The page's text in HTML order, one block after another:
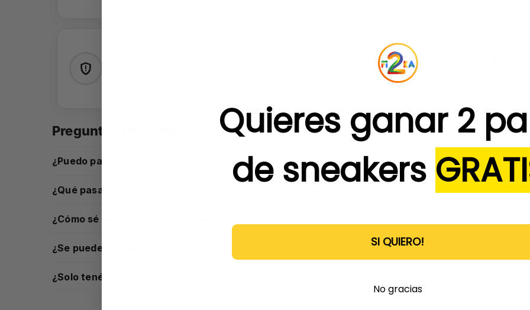
Preguntas frecuentes
¿Puedo pagar en efectivo al repartidor?
¿Qué pasa si no estoy en casa cuando me traigan el pedido?
¿Cómo sé que esta página es de fiar?
¿Se pueden hacer cambios de talla?
¿Solo tenéis los modelos y tallas que aparecen en la web?
Quieres ganar 2
de sneakers
SI QUIERO!
No gracias